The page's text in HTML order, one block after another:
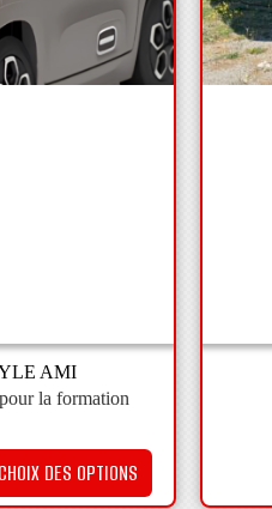
AMI
la formation
CHOIX DES OPTIONS